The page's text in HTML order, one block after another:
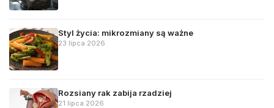
Styl życia: mikrozmiany są ważne
23 lipca 2026
Rozsiany rak zabija rzadziej
21 lipca 2026